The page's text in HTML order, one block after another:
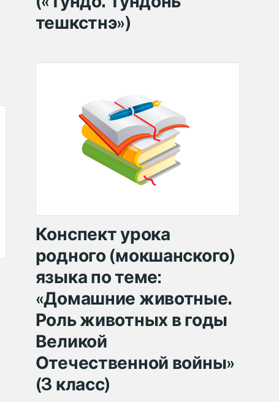
тешкстнэ»)
Конспект урока
родного (мокшанского)
языка по теме:
«Домашние животные.
Роль животных в годы
Великой
Отечественной войны»
(3 класс)